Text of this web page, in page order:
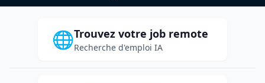
🌐Trouvez votre job remote
Recherche d'emploi IA